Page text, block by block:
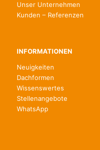
Unser Unternehmen
Kunden – Referenzen
INFORMATIONEN
Neuigkeiten
Dachformen
Wissenswertes
Stellenangebote
WhatsApp